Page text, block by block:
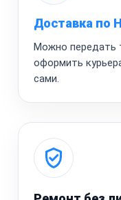
Доставка по
Можно передать
оформить
сами.